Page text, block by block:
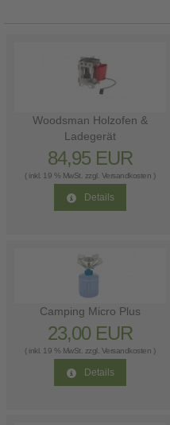
Woodsman Holzofen &
Ladegerät
84,95 EUR
( inkl. 19 % MwSt. zzgl. Versandkosten )
Details
Camping Micro Plus
23,00 EUR
( inkl. 19 % MwSt. zzgl. Versandkosten )
Details